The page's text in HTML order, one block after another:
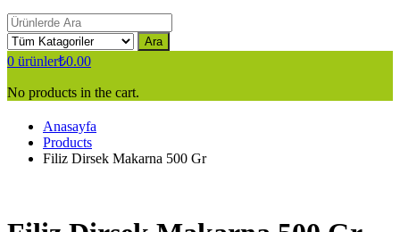
Ara
0 ürünler₺0.00
No products in the cart.
Anasayfa
Products
Filiz Dirsek Makarna 500 Gr